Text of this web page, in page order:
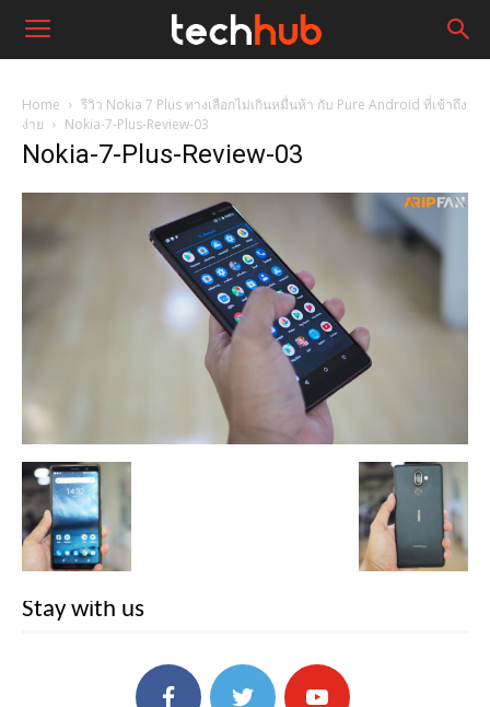
Home
รีวิว Nokia 7 Plus ทางเลือกไม่เกินหมื่นห้า กับ Pure Android ที่เข้าถึง
ง่าย
Nokia-7-Plus-Review-03
Nokia-7-Plus-Review-03
Stay with us